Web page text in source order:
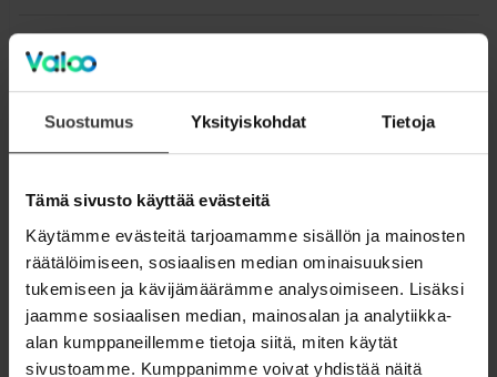
Suostumus Yksityiskohdat Tietoja
Tämä sivusto käyttää evästeitä
Käytämme evästeitä tarjoamamme sisällön ja mainosten
räätälöimiseen, sosiaalisen median ominaisuuksien
tukemiseen ja kävijämäärämme analysoimiseen. Lisäksi
jaamme sosiaalisen median, mainosalan ja analytiikka-
alan kumppaneillemme tietoja siitä, miten käytät
sivustoamme. Kumppanimme voivat yhdistää näitä
Kuidun puhallus ja teletyöt
Käyttöönotto
Jälkityöt ja ennallistaminen
Laskutus
Valokuidun rakentamisen vaiheet